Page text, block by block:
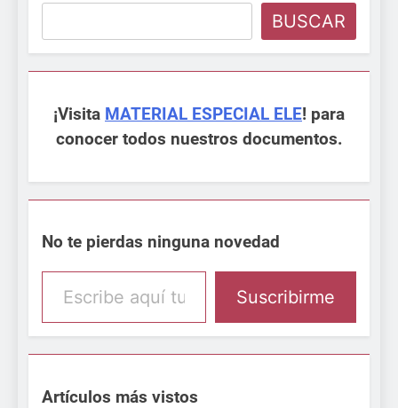
BUSCAR
¡Visita MATERIAL ESPECIAL ELE! para
conocer todos nuestros documentos.
No te pierdas ninguna novedad
Escribe aquí tu email
Suscribirme
Artículos más vistos